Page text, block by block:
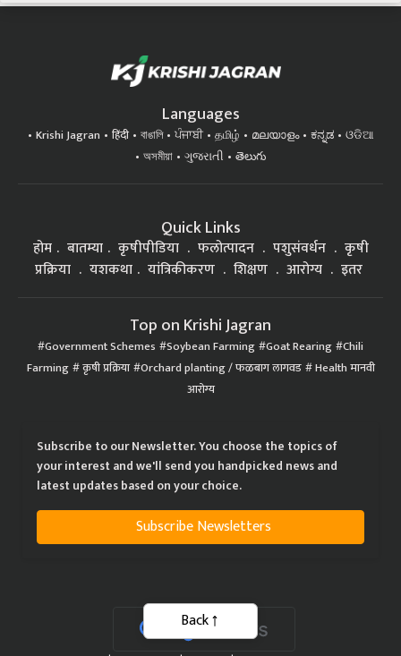
Languages
Krishi Jagran हिंदी বাঙালি ਪੰਜਾਬੀ தமிழ் മലയാളം ಕನ್ನಡ
ଓଡିଆ
অসমীয়া
ગુજરાતી తెలుగు
Quick Links
होम बातम्या कृषीपीडिया फलोत्पादन पशुसंवर्धन
कृषी
प्रक्रिया
यशकथा यांत्रिकीकरण शिक्षण आरोग्य इतर
Top on Krishi Jagran
Government Schemes Soybean Farming Goat Rearing Chili
Farming कृषी प्रक्रिया Orchard planting / फळबाग लागवड Health मानवी
आरोग्य
Subscribe to our Newsletter. You choose the topics of
your interest and we'll send you handpicked news and
latest updates based on your choice.
Subscribe Newsletters
Back